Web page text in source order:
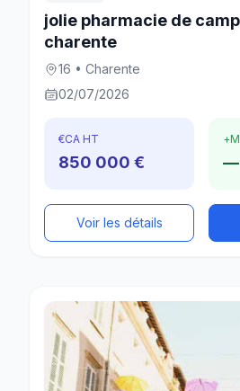
jolie pharmacie de
charente
16 • Charente
02/07/2026
€CA HT
850 000 €
+
—
Voir les détails